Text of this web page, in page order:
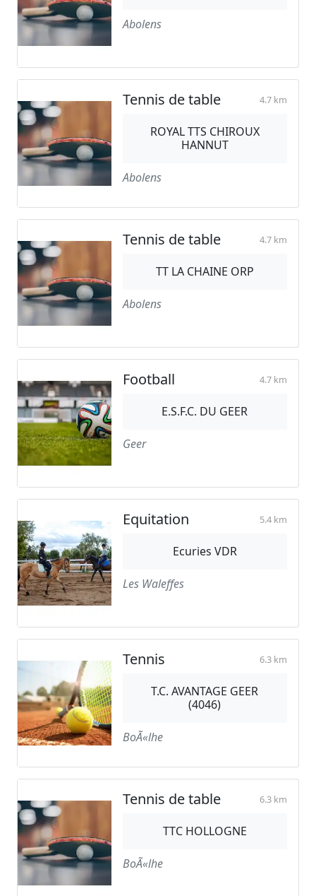
Abolens
Tennis de table 4.7 km
ROYAL TTS CHIROUX
HANNUT
Abolens
Tennis de table 4.7 km
TT LA CHAINE ORP
Abolens
Football 4.7 km
E.S.F.C. DU GEER
Geer
Equitation 5.4 km
Ecuries VDR
Les Waleffes
Tennis 6.3 km
T.C. AVANTAGE GEER
(4046)
BoÃ«lhe
Tennis de table 6.3 km
TTC HOLLOGNE
BoÃ«lhe